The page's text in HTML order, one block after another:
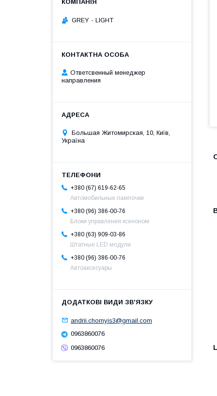
GREY - LIGHT
Ответсвенный менеджер
направления
Большая Житомирская, 10, Київ,
Україна
+380 (67) 619-62-65
Автомобильные лампочки
+380 (96) 386-00-76
Блоки управления ксеноном
+380 (63) 909-03-86
Штатные LED модули
+380 (96) 386-00-76
Автоаксесуары
andrii.chornyis3@gmail.com
0963860076
0963860076